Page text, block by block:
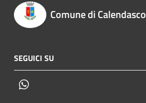
Comune di Calendasco
SEGUICI SU